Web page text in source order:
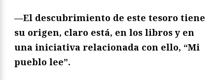
—El descubrimiento de este tesoro tiene
su origen, claro está, en los libros y en
una iniciativa relacionada con ello, “Mi
pueblo lee”.